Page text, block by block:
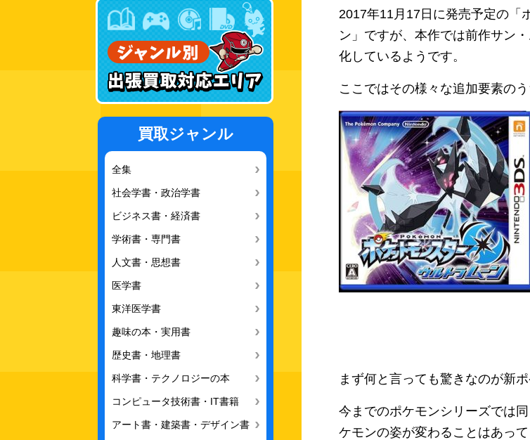
買取ジャンル
全集
社会学書・政治学書
ビジネス書・経済書
学術書・専門書
人文書・思想書
医学書
東洋医学書
趣味の本・実用書
歴史書・地理書
科学書・テクノロジーの本
コンピュータ技術書・IT書籍
アート書・建築書・デザイン書
2017年11月17日に発売予定の「
ン」ですが、本作では前作サン
化しているようです。
ここではその様々な追加要素の
まず何と言っても驚きなのが新ポ
今までのポケモンシリーズでは
ケモンの姿が変わることはあっ